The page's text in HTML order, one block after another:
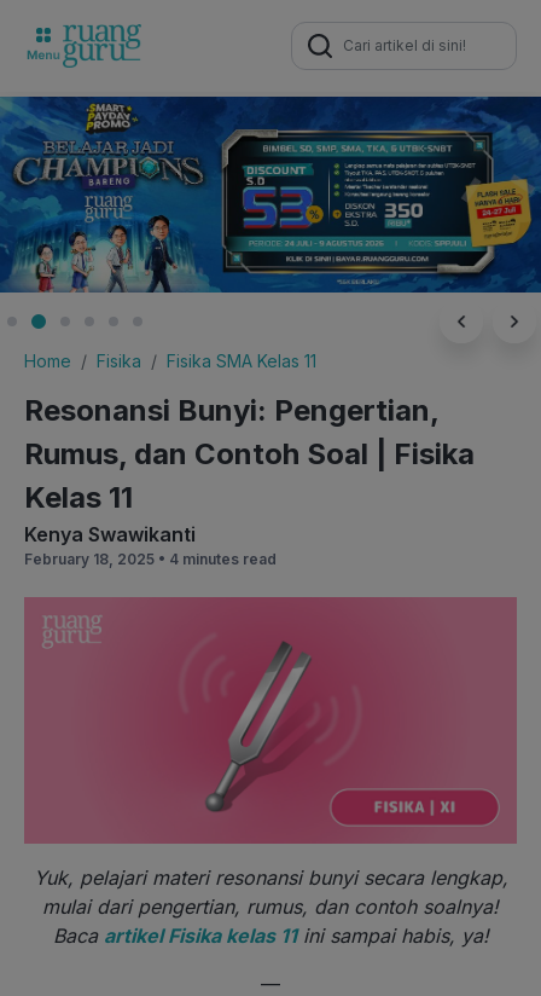
Search
for:
Home Fisika Fisika SMA Kelas 11
Resonansi Bunyi: Pengertian,
Rumus, dan Contoh Soal | Fisika
Kelas 11
Kenya Swawikanti
February 18, 2025 • 4 minutes read
Yuk, pelajari materi resonansi bunyi secara lengkap,
mulai dari pengertian, rumus, dan contoh soalnya!
Baca artikel Fisika kelas 11ini sampai habis, ya!
—